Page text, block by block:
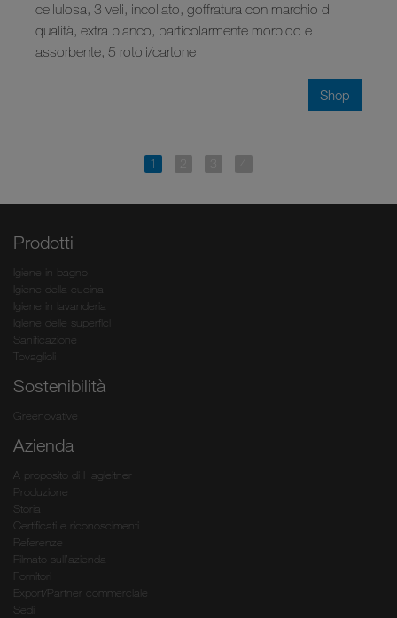
Shop
cellulosa, 3 veli, incollato, goffratura con marchio di
qualità, extra bianco, particolarmente morbido e
assorbente, 5 rotoli/cartone
Prodotti
Igiene in bagno
Igiene della cucina
Igiene in lavanderia
Igiene delle superfici
Sanificazione
Tovaglioli
Sostenibilità
Greenovative
Azienda
A proposito di Hagleitner
Produzione
Storia
Certificati e riconoscimenti
Referenze
Filmato sull’azienda
Fornitori
Export/Partner commerciale
Sedi